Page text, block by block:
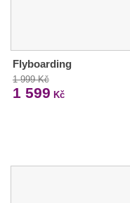
Flyboarding
1 999 Kč
1 599 Kč